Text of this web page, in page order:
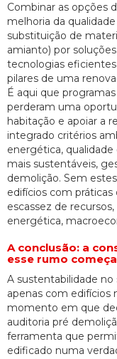
Combinar as opções
melhoria da
substituição de
amianto) por
tecnologias
pilares de uma
É aqui que
perderam uma
habitação e apoiar a
integrado critérios
energética, qualidade
mais sustentáveis,
demolição. Sem
edifícios com práticas
escassez de
energética,
A conclusão: a
esse rumo
A sustentabilidade no
apenas com edifícios
momento em que
auditoria pré
ferramenta que
edificado numa